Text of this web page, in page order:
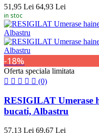
51,95 Lei 64,93 Lei
in stoc
-18%
Oferta speciala limitata
(0)
RESIGILAT Umerase
bucati, Albastru
57,13 Lei 69,67 Lei